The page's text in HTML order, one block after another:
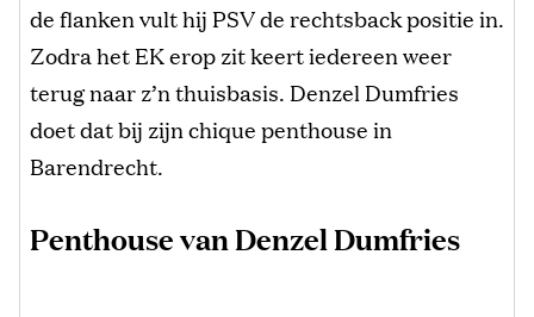
de flanken vult hij PSV de rechtsback positie in.
Zodra het EK erop zit keert iedereen weer
terug naar z’n thuisbasis. Denzel Dumfries
doet dat bij zijn chique penthouse in
Barendrecht.
Penthouse van Denzel Dumfries